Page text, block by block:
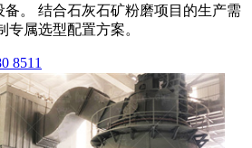
备。 结合石灰石矿粉磨项目的生产需
专属选型配置方案。
8511